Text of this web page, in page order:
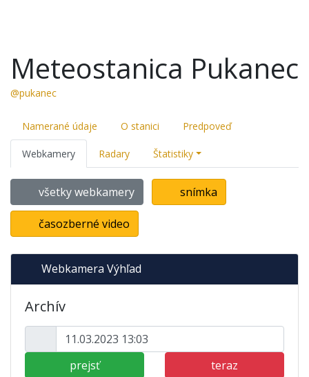
Meteostanica Pukanec
@pukanec
Namerané údaje O stanici Predpoveď
Webkamery Radary Štatistiky
všetky webkamery snímka
časozberné video
Webkamera Výhľad
Archív
prejsť teraz